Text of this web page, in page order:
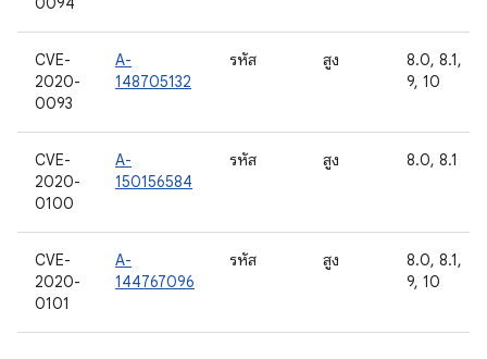
CVE-
2020-
0093
A-
148705132
รหัส สูง
8.0, 8.1,
9, 10
CVE-
2020-
0100
A-
150156584
รหัส สูง 8.0, 8.1
CVE-
2020-
0101
A-
144767096
รหัส สูง
8.0, 8.1,
9, 10